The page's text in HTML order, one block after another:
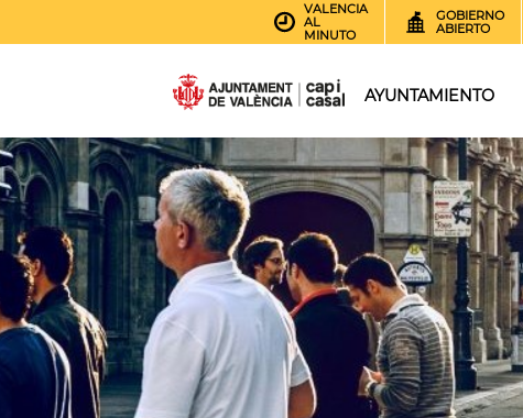
VALENCIA
AL
MINUTO
GOBIERNO
ABIERTO
AYUNTAMIENTO